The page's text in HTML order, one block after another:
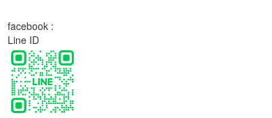
facebook :
Line ID